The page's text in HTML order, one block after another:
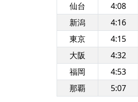
仙台
4:08
新潟
4:16
東京
4:15
大阪
4:32
福岡
4:53
那覇
5:07